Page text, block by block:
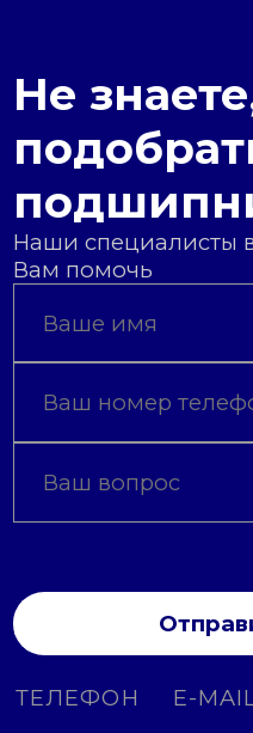
Не
Наши специалисты
Вам помочь
ТЕЛЕФОН E-